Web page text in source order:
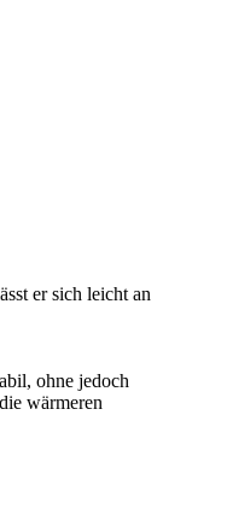
er sich leicht an
ohne jedoch
wärmeren